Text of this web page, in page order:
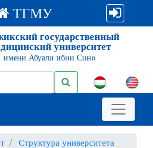
ТГМУ
государственный
университет
имени Абуали ибни Сино
Структура университета